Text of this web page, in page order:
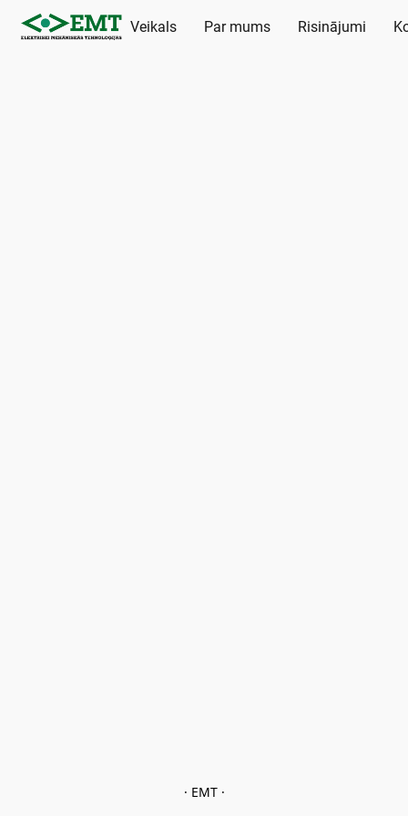
Veikals Par mums Risinājumi
· EMT ·